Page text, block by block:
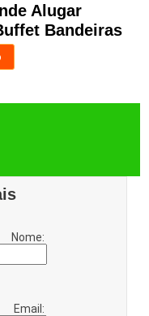
Alugar
Bandeiras
Nome:
Email: